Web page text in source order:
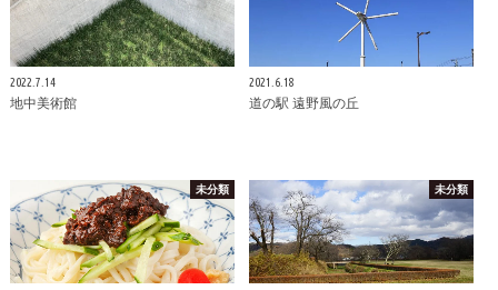
2022.7.14
地中美術館
2021.6.18
道の駅 遠野風の丘
未分類 未分類